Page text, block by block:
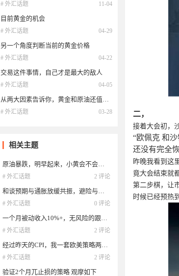
二，
接着大会初，
“欧佩克 和
还没有完全
昨晚我看到这
竟大会结束就
第二步棋，让
时候已经预热
# 外汇话题 11-04
目前黄金的机会
# 外汇话题 04-29
另一个角度判断当前的黄金价格
# 外汇话题 04-22
交易这件事情，自己才是最大的敌人
# 外汇话题 04-05
从两大因素告诉你，黄金和原油还值得购买吗？
# 外汇话题 03-28
相关主题
原油暴跌，明早起来，小黄会不会到4500
# 外汇话题 2 评论
和谈预期与通胀放缓共振，避险与风险资产齐飞，油价承压
# 外汇话题 0 评论
一个月被动收入10%+，无风险的跟单策略
# 外汇话题 2 评论
经过昨天的CPI，我一套欧美策略两套黄金策略，依然稳定健康发展，最高收益可以单月翻仓
# 外汇话题 2 评论
验证2个月兀止损的策略 观摩如下